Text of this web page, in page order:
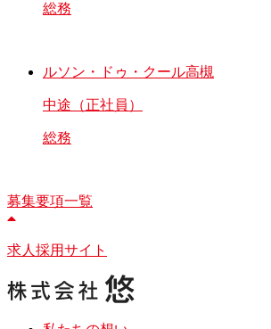
総務
ルソン・ドゥ・クール高槻
中途（正社員）
総務
募集要項一覧
求人採用サイト